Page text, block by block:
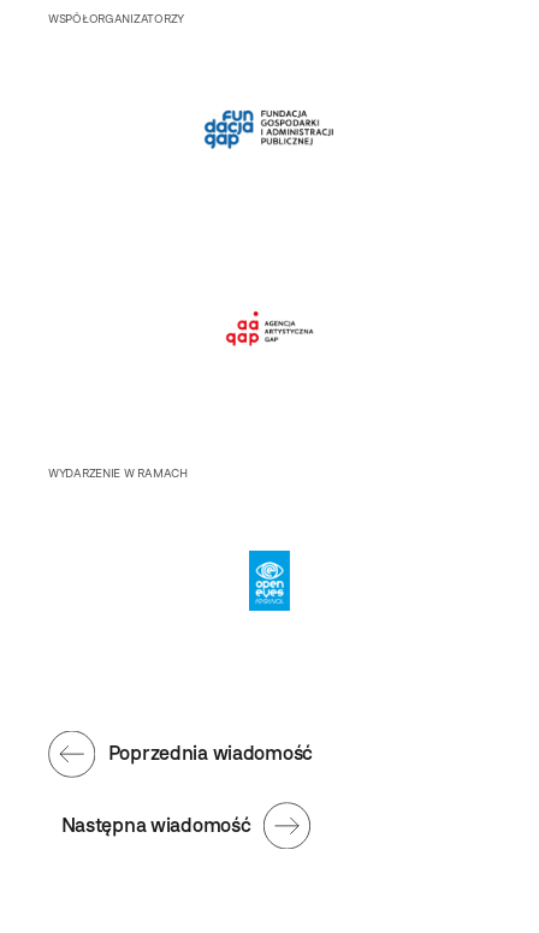
WSPÓŁORGANIZATORZY
WYDARZENIE W RAMACH
Następna wiadomość
Poprzednia wiadomość